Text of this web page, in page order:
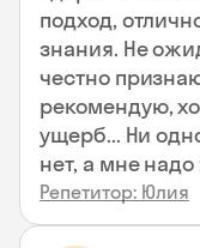
подход,
знания. Не
честно
рекомендую,
ущерб... Ни
нет, а мне надо
Репетитор: Юлия